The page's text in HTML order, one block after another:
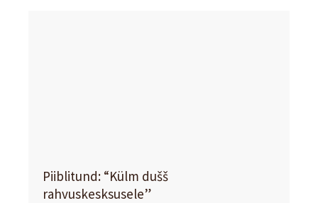
Piiblitund: “Külm dušš
rahvuskesksusele”